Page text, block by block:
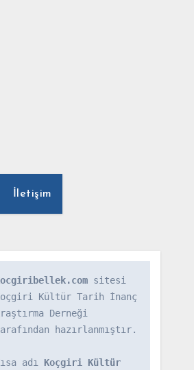
İletişim
sitesi
Kültür Tarih İnanç
Derneği
hazırlanmıştır.
adı Koçgiri Kültür